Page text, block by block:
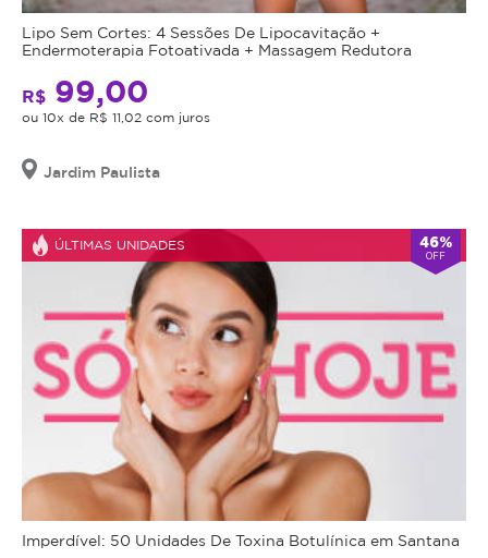
e
que
desejam
restaurar
a
e
do
olhar.
Lipo Sem Cortes: 4 Sessões De Lipocavitação +
Endermoterapia Fotoativada + Massagem Redutora
R$ 99,00
ou 10x de R$ 11,02 com juros
Jardim Paulista
ÚLTIMAS UNIDADES 46%
OFF
Imperdível: 50 Unidades De Toxina Botulínica em Santana